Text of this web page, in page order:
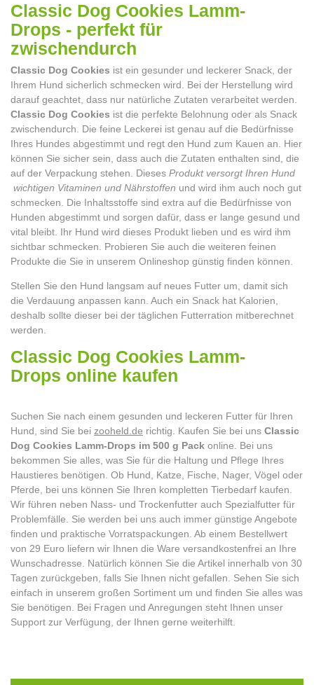
Classic Dog Cookies Lamm-
Drops - perfekt für
zwischendurch
Classic Dog Cookies ist ein gesunder und leckerer Snack, der
Ihrem Hund sicherlich schmecken wird. Bei der Herstellung wird
darauf geachtet, dass nur natürliche Zutaten verarbeitet werden.
Classic Dog Cookies ist die perfekte Belohnung oder als Snack
zwischendurch. Die feine Leckerei ist genau auf die Bedürfnisse
Ihres Hundes abgestimmt und regt den Hund zum Kauen an. Hier
können Sie sicher sein, dass auch die Zutaten enthalten sind, die
auf der Verpackung stehen. Dieses Produkt versorgt Ihren Hund
wichtigen Vitaminen und Nährstoffen und wird ihm auch noch gut
schmecken. Die Inhaltsstoffe sind extra auf die Bedürfnisse von
Hunden abgestimmt und sorgen dafür, dass er lange gesund und
vital bleibt. Ihr Hund wird dieses Produkt lieben und es wird ihm
sichtbar schmecken. Probieren Sie auch die weiteren feinen
Produkte die Sie in unserem Onlineshop günstig finden können.
Stellen Sie den Hund langsam auf neues Futter um, damit sich
die Verdauung anpassen kann. Auch ein Snack hat Kalorien,
deshalb sollte dieser bei der täglichen Futterration mitberechnet
werden.
Classic Dog Cookies Lamm-
Drops online kaufen
Suchen Sie nach einem gesunden und leckeren Futter für Ihren
Hund, sind Sie bei zooheld.de richtig. Kaufen Sie bei uns Classic
Dog Cookies Lamm-Drops im 500 g Pack online. Bei uns
bekommen Sie alles, was Sie für die Haltung und Pflege Ihres
Haustieres benötigen. Ob Hund, Katze, Fische, Nager, Vögel oder
Pferde, bei uns können Sie Ihren kompletten Tierbedarf kaufen.
Wir führen neben Nass- und Trockenfutter auch Spezialfutter für
Problemfälle. Sie werden bei uns auch immer günstige Angebote
finden und praktische Vorratspackungen. Ab einem Bestellwert
von 29 Euro liefern wir Ihnen die Ware versandkostenfrei an Ihre
Wunschadresse. Natürlich können Sie die Artikel innerhalb von 30
Tagen zurückgeben, falls Sie Ihnen nicht gefallen. Sehen Sie sich
einfach in unserem großen Sortiment um und finden Sie alles was
Sie benötigen. Bei Fragen und Anregungen steht Ihnen unser
Support zur Verfügung, der Ihnen gerne weiterhilft.